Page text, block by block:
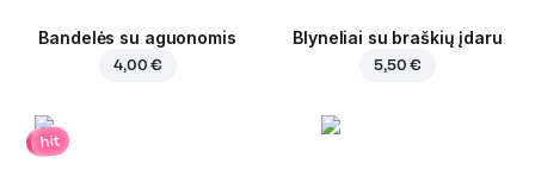
Bandelės su aguonomis
4,00 €
Blyneliai su braškių įdaru
5,50 €
hit